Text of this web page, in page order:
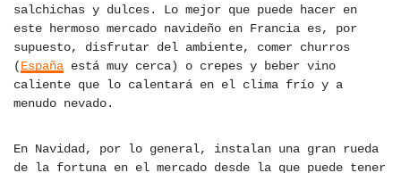
salchichas y dulces. Lo mejor que puede hacer en
este hermoso mercado navideño en Francia es, por
supuesto, disfrutar del ambiente, comer churros
(España está muy cerca) o crepes y beber vino
caliente que lo calentará en el clima frío y a
menudo nevado.
En Navidad, por lo general, instalan una gran rueda
de la fortuna en el mercado desde la que puede tener